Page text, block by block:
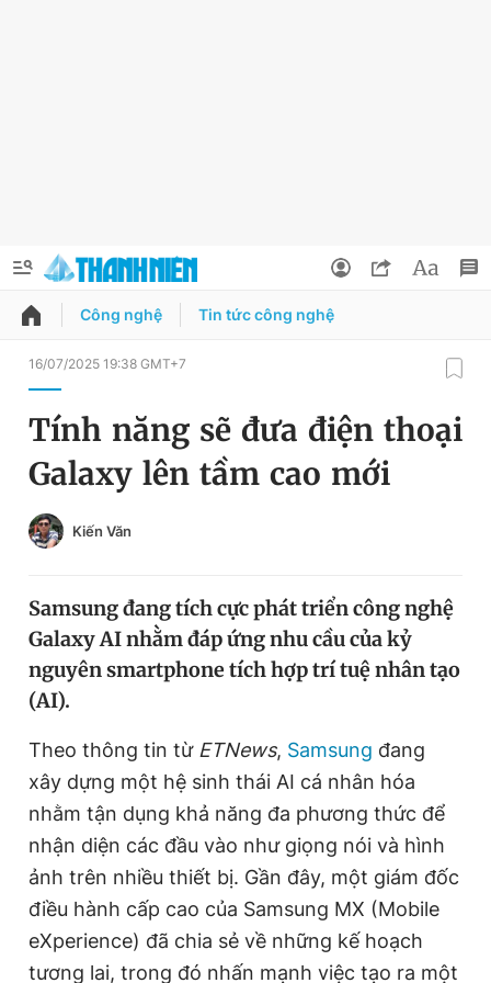
QUẢNG CÁO ĐẶT BÁO
Chuyên mục
Chuyên mục khác
Tin thị trường Tin 360
Video
Sản phẩm khác
Tiện ích Bạn cần biết
Thông tin tòa soạn Liên hệ quảng cáo
Đổi mật khẩu
Tin đã lưu
Tin đã xem
Đăng xuất
Công nghệ Tin tức công nghệ
16/07/2025 19:38 GMT+7
Tính năng sẽ đưa điện thoại
Galaxy lên tầm cao mới
Kiến Văn
Samsung đang tích cực phát triển công nghệ
Galaxy AI nhằm đáp ứng nhu cầu của kỷ
nguyên smartphone tích hợp trí tuệ nhân tạo
(AI).
Theo thông tin từ ETNews, Samsung đang
xây dựng một hệ sinh thái AI cá nhân hóa
nhằm tận dụng khả năng đa phương thức để
nhận diện các đầu vào như giọng nói và hình
ảnh trên nhiều thiết bị. Gần đây, một giám đốc
điều hành cấp cao của Samsung MX (Mobile
eXperience) đã chia sẻ về những kế hoạch
tương lai, trong đó nhấn mạnh việc tạo ra một